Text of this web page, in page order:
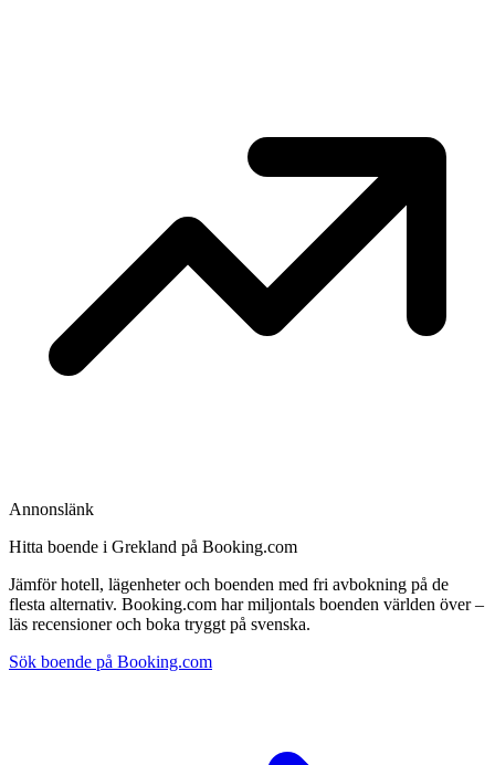
Annonslänk
Hitta boende i Grekland på Booking.com
Jämför hotell, lägenheter och boenden med fri avbokning på de
flesta alternativ. Booking.com har miljontals boenden världen över –
läs recensioner och boka tryggt på svenska.
Sök boende på Booking.com